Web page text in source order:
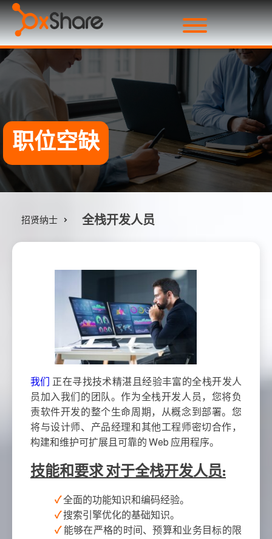
职位空缺
招贤纳士 全栈开发人员
我们
正在寻找技术精湛且经验丰富的全栈开发人
员加入我们的团队。作为全栈开发人员，您将负
责软件开发的整个生命周期，从概念到部署。您
将与设计师、产品经理和其他工程师密切合作，
构建和维护可扩展且可靠的 Web 应用程序。
技能和要求对于全栈开发人员:
全面的功能知识和编码经验。
搜索引擎优化的基础知识。
能够在严格的时间、预算和业务目标的限